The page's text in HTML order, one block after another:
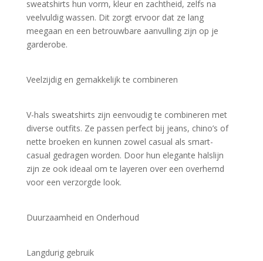
sweatshirts hun vorm, kleur en zachtheid, zelfs na
veelvuldig wassen. Dit zorgt ervoor dat ze lang
meegaan en een betrouwbare aanvulling zijn op je
garderobe.
Veelzijdig en gemakkelijk te combineren
V-hals sweatshirts zijn eenvoudig te combineren met
diverse outfits. Ze passen perfect bij jeans, chino’s of
nette broeken en kunnen zowel casual als smart-
casual gedragen worden. Door hun elegante halslijn
zijn ze ook ideaal om te layeren over een overhemd
voor een verzorgde look.
Duurzaamheid en Onderhoud
Langdurig gebruik